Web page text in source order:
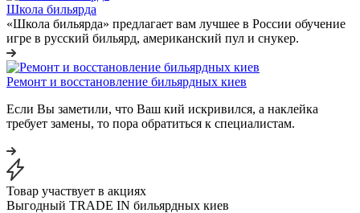
Школа бильярда
«Школа бильярда» предлагает вам лучшее в России обучение
игре в русский бильярд, американский пул и снукер.
Ремонт и восстановление бильярдных киев
Если Вы заметили, что Ваш кий искривился, а наклейка
требует замены, то пора обратиться к специалистам.
Товар участвует в акциях
Выгодный TRADE IN бильярдных киев